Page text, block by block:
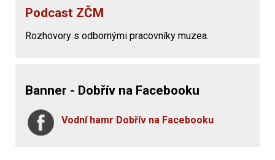
Podcast ZČM
Rozhovory s odbornými pracovníky muzea.
Banner - Dobřív na Facebooku
Vodní hamr Dobřív na Facebooku